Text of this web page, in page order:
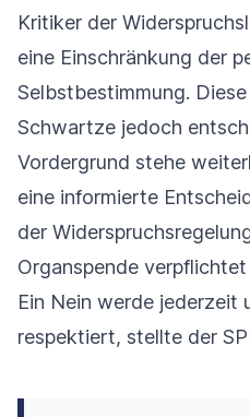
Kritiker der
eine Einschränkung der
Selbstbestimmung.
Schwartze jedoch
Vordergrund stehe
eine informierte
der
Organspende
Ein Nein werde jederzeit
respektiert, stellte der